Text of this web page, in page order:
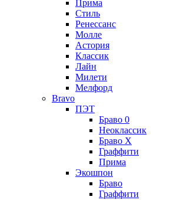
Прима
Стиль
Ренессанс
Молле
Астория
Классик
Лайн
Милети
Мелфорд
Bravo
ПЭТ
Браво 0
Неоклассик
Браво Х
Граффити
Прима
Экошпон
Браво
Граффити